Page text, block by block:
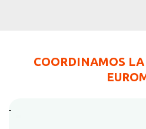
COORDINAMOS LA